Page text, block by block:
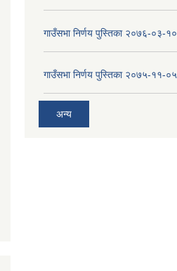
गाउँसभा निर्णय पुस्तिका २०७६-०३-१०
गाउँसभा निर्णय पुस्तिका २०७५-११-०५
अन्य